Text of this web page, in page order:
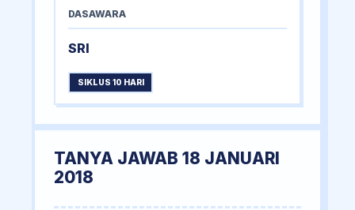
DASAWARA
SRI
SIKLUS 10 HARI
TANYA JAWAB 18 JANUARI
2018